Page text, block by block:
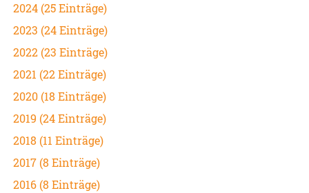
2024 (25 Einträge)
2023 (24 Einträge)
2022 (23 Einträge)
2021 (22 Einträge)
2020 (18 Einträge)
2019 (24 Einträge)
2018 (11 Einträge)
2017 (8 Einträge)
2016 (8 Einträge)